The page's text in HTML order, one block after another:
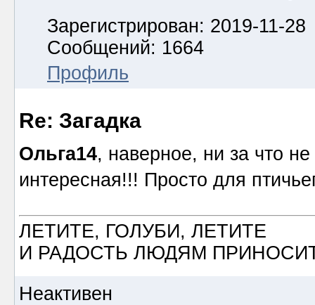
Зарегистрирован: 2019-11-28
Сообщений: 1664
Профиль
Re: Загадка
Ольга14, наверное, ни за что
интересная!!! Просто для
ЛЕТИТЕ, ГОЛУБИ, ЛЕТИТЕ
И РАДОСТЬ ЛЮДЯМ
Неактивен